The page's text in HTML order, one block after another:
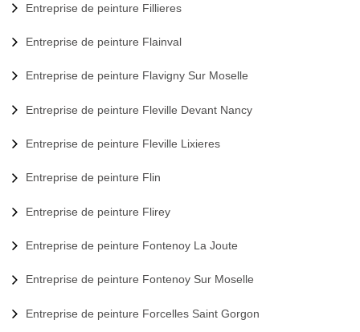
Entreprise de peinture Fillieres
Entreprise de peinture Flainval
Entreprise de peinture Flavigny Sur Moselle
Entreprise de peinture Fleville Devant Nancy
Entreprise de peinture Fleville Lixieres
Entreprise de peinture Flin
Entreprise de peinture Flirey
Entreprise de peinture Fontenoy La Joute
Entreprise de peinture Fontenoy Sur Moselle
Entreprise de peinture Forcelles Saint Gorgon